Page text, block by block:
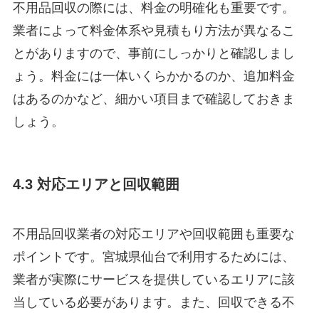
不用品回収の際には、料金の明確化も重要です。
業者によって料金体系や見積もり方法が異なるこ
とがありますので、事前にしっかりと確認しまし
ょう。料金には一体いくらかかるのか、追加料金
はあるのかなど、細かい項目まで確認しておきま
しょう。
4.3 対応エリアと回収範囲
不用品回収業者の対応エリアや回収範囲も重要な
ポイントです。宮城県仙台で利用するためには、
業者が実際にサービスを提供しているエリアに該
当している必要があります。また、回収できる不